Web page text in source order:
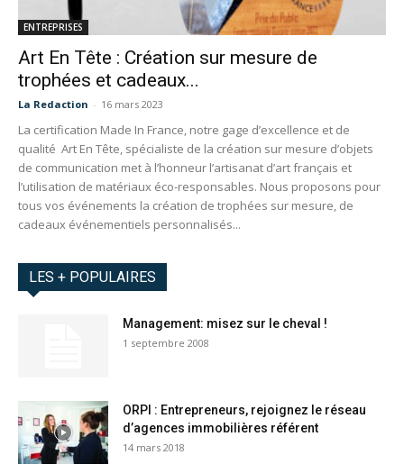
ENTREPRISES
Art En Tête : Création sur mesure de
trophées et cadeaux...
La Redaction - 16 mars 2023
La certification Made In France, notre gage d’excellence et de
qualité Art En Tête, spécialiste de la création sur mesure d’objets
de communication met à l’honneur l’artisanat d’art français et
l’utilisation de matériaux éco-responsables. Nous proposons pour
tous vos événements la création de trophées sur mesure, de
cadeaux événementiels personnalisés...
LES + POPULAIRES
Management: misez sur le cheval !
1 septembre 2008
ORPI : Entrepreneurs, rejoignez le réseau
d’agences immobilières référent
14 mars 2018